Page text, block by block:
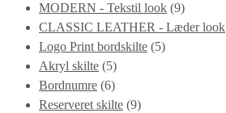
MODERN - Tekstil look (9)
CLASSIC LEATHER - Læder look
Logo Print bordskilte (5)
Akryl skilte (5)
Bordnumre (6)
Reserveret skilte (9)